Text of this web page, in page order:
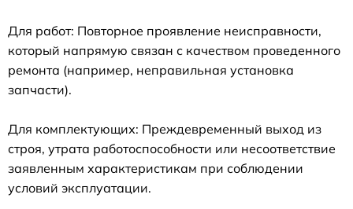
Для работ: Повторное проявление неисправности,
который напрямую связан с качеством проведенного
ремонта (например, неправильная установка
запчасти).
Для комплектующих: Преждевременный выход из
строя, утрата работоспособности или несоответствие
заявленным характеристикам при соблюдении
условий эксплуатации.